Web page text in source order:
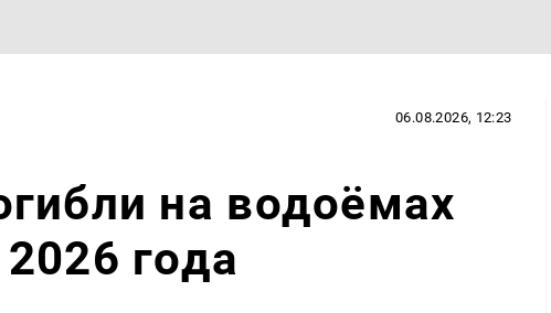
06.08.2026, 12:23
на водоёмах
года